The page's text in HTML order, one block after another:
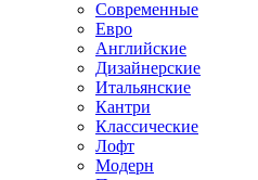
Современные
Евро
Английские
Дизайнерские
Итальянские
Кантри
Классические
Лофт
Модерн